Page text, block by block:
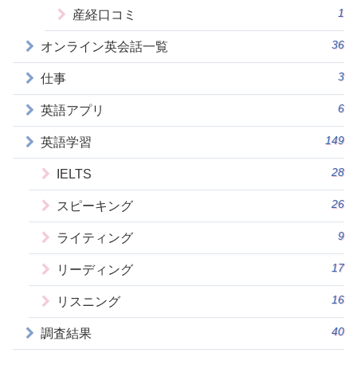
産経口コミ 1
オンライン英会話一覧 36
仕事 3
英語アプリ 6
英語学習 149
IELTS 28
スピーキング 26
ライティング 9
リーディング 17
リスニング 16
調査結果 40